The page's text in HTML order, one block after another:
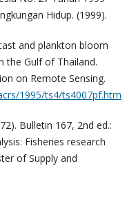
Hidup. (1999).
and plankton bloom
the Gulf of Thailand.
on Remote Sensing.
1995/ts4/ts4007pf.htm
Bulletin 167, 2nd ed.:
Fisheries research
of Supply and